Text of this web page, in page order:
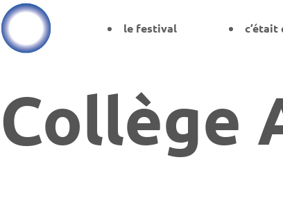
le festival c’était
Collège